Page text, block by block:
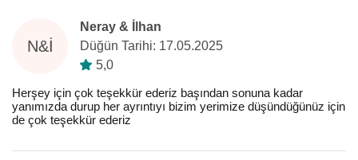
N&İ
Neray & İlhan
Düğün Tarihi: 17.05.2025
5,0
Herşey için çok teşekkür ederiz başından sonuna kadar
yanımızda durup her ayrıntıyı bizim yerimize düşündüğünüz için
de çok teşekkür ederiz